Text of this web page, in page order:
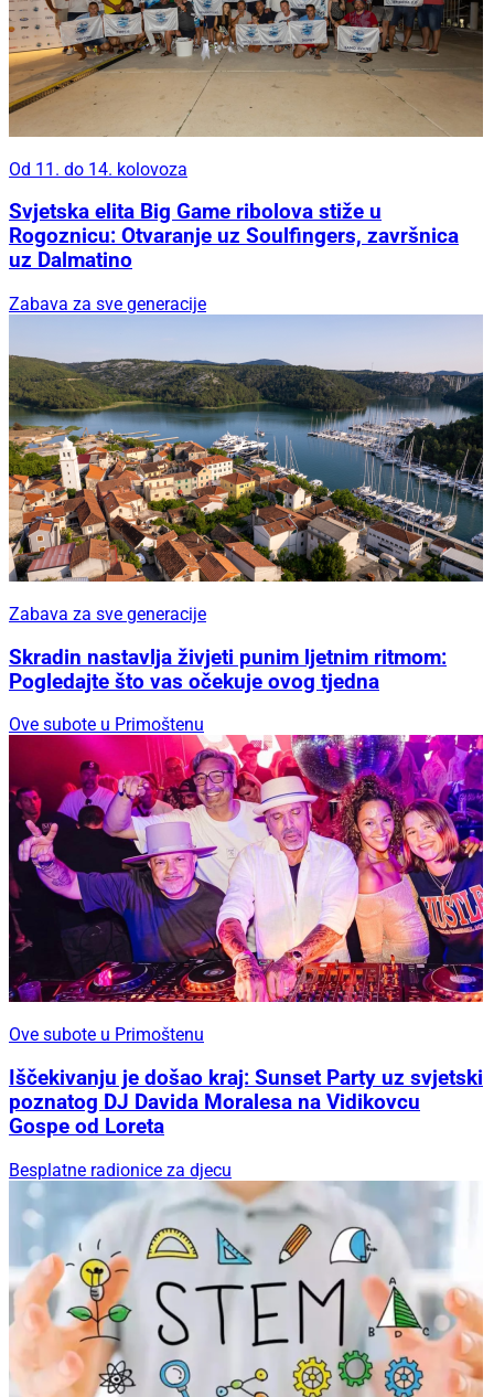
Od 11. do 14. kolovoza
Svjetska elita Big Game ribolova stiže u
Rogoznicu: Otvaranje uz Soulfingers, završnica
uz Dalmatino
Zabava za sve generacije
Zabava za sve generacije
Skradin nastavlja živjeti punim ljetnim ritmom:
Pogledajte što vas očekuje ovog tjedna
Ove subote u Primoštenu
Ove subote u Primoštenu
Iščekivanju je došao kraj: Sunset Party uz svjetski
poznatog DJ Davida Moralesa na Vidikovcu
Gospe od Loreta
Besplatne radionice za djecu